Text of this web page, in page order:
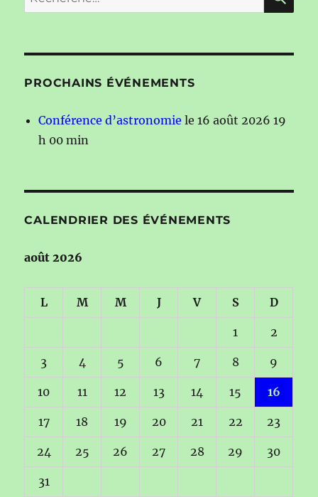
pour :
PROCHAINS ÉVÉNEMENTS
Conférence d’astronomie le 16 août 2026 19
h 00 min
CALENDRIER DES ÉVÉNEMENTS
août 2026
L M M J V S D
1 2
3 4 5 6 7 8 9
10 11 12 13 14 15 16
17 18 19 20 21 22 23
24 25 26 27 28 29 30
31